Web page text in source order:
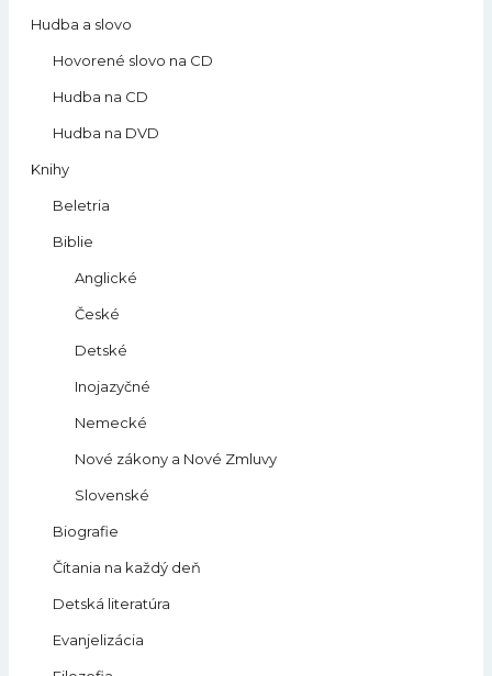
Hudba a slovo
Hovorené slovo na CD
Hudba na CD
Hudba na DVD
Knihy
Beletria
Biblie
Anglické
České
Detské
Inojazyčné
Nemecké
Nové zákony a Nové Zmluvy
Slovenské
Biografie
Čítania na každý deň
Detská literatúra
Evanjelizácia